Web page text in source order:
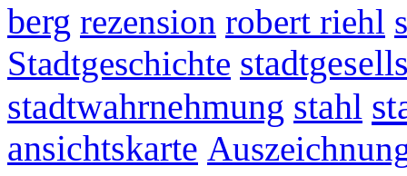
berg rezension robert riehl
Stadtgeschichte
stadtwahrnehmung stahl
ansichtskarte